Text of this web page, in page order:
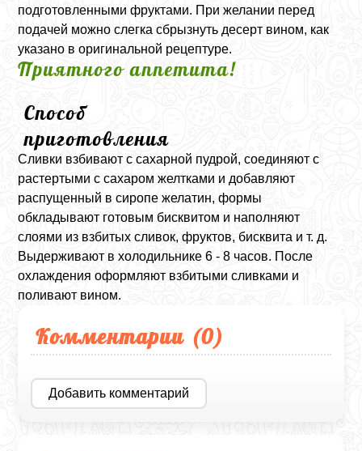
подготовленными фруктами. При желании перед
подачей можно слегка сбрызнуть десерт вином, как
указано в оригинальной рецептуре.
Приятного аппетита!
Способ
приготовления
Сливки взбивают с сахарной пудрой, соединяют с
растертыми с сахаром желтками и добавляют
распущенный в сиропе желатин, формы
обкладывают готовым бисквитом и наполняют
слоями из взбитых сливок, фруктов, бисквита и т. д.
Выдерживают в холодильнике 6 - 8 часов. После
охлаждения оформляют взбитыми сливками и
поливают вином.
Комментарии (0)
Добавить комментарий